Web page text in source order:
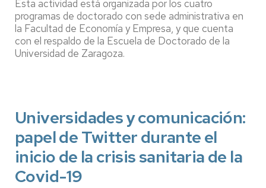
en
3
minutos
Esta actividad está organizada por los cuatro
programas de doctorado con sede administrativa en
la Facultad de Economía y Empresa, y que cuenta
con el respaldo de la Escuela de Doctorado de la
Universidad de Zaragoza.
Universidades y comunicación:
papel de Twitter durante el
inicio de la crisis sanitaria de la
Covid-19